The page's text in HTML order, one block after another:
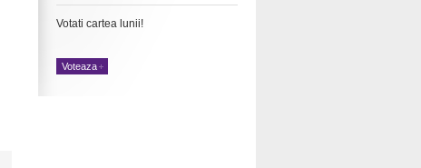
Votati cartea lunii!